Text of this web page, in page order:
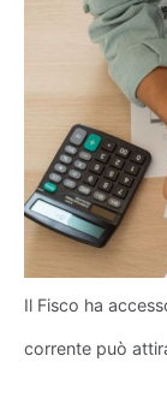
Il Fisco ha
corrente può